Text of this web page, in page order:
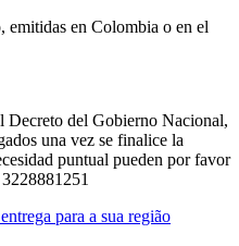
emitidas en Colombia o en el
Decreto del Gobierno Nacional,
una vez se finalice la
puntual pueden por favor
para a sua região